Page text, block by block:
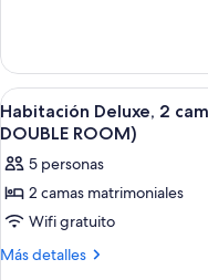
size,
con
acceso
para
personas
discapacitadas
(ACCESSIBLE
QUEEN
2
camas
Queen
size,
acceso
para
discapacitadas
(ACCESSIBLE
TWO
Abrir
todas
las
fotos
de
Habitación
Deluxe,
5
Habitación Deluxe, 2
DOUBLE ROOM)
5 personas
2 camas matrimoniales
Wifi gratuito
Más detalles
Más